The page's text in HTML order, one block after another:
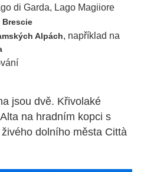
di Garda, Lago Magiiore
Brescie
Alpách, například na
jsou dvě. Křivolaké
na hradním kopci s
dolního města Città